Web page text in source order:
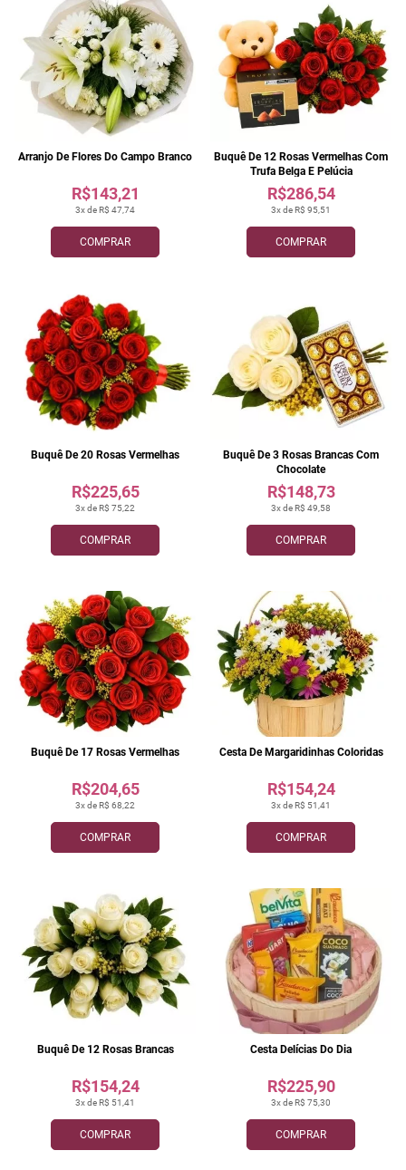
COMPRAR
3x de R$ 47,74
R$143,21
Arranjo De Flores Do Campo Branco
COMPRAR
3x de R$ 95,51
R$286,54
Buquê De 12 Rosas Vermelhas Com
Trufa Belga E Pelúcia
COMPRAR
3x de R$ 75,22
R$225,65
Buquê De 20 Rosas Vermelhas
COMPRAR
3x de R$ 49,58
R$148,73
Buquê De 3 Rosas Brancas Com
Chocolate
COMPRAR
3x de R$ 68,22
R$204,65
Buquê De 17 Rosas Vermelhas
COMPRAR
3x de R$ 51,41
R$154,24
Cesta De Margaridinhas Coloridas
COMPRAR
3x de R$ 51,41
R$154,24
Buquê De 12 Rosas Brancas
COMPRAR
3x de R$ 75,30
R$225,90
Cesta Delícias Do Dia